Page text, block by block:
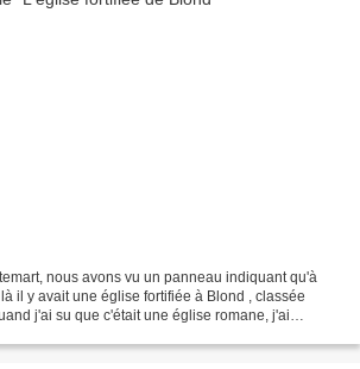
nous avons vu un panneau indiquant qu'à
il y avait une église fortifiée à Blond , classée
j'ai su que c'était une église romane, j'ai